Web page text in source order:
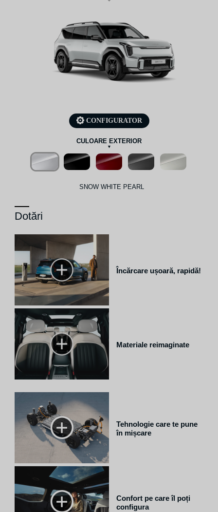
CONFIGURATOR
CULOARE EXTERIOR
SNOW WHITE PEARL
Dotări
Încărcare ușoară, rapidă!
Materiale reimaginate
Tehnologie care te pune
în mișcare
Confort pe care îl poți
configura